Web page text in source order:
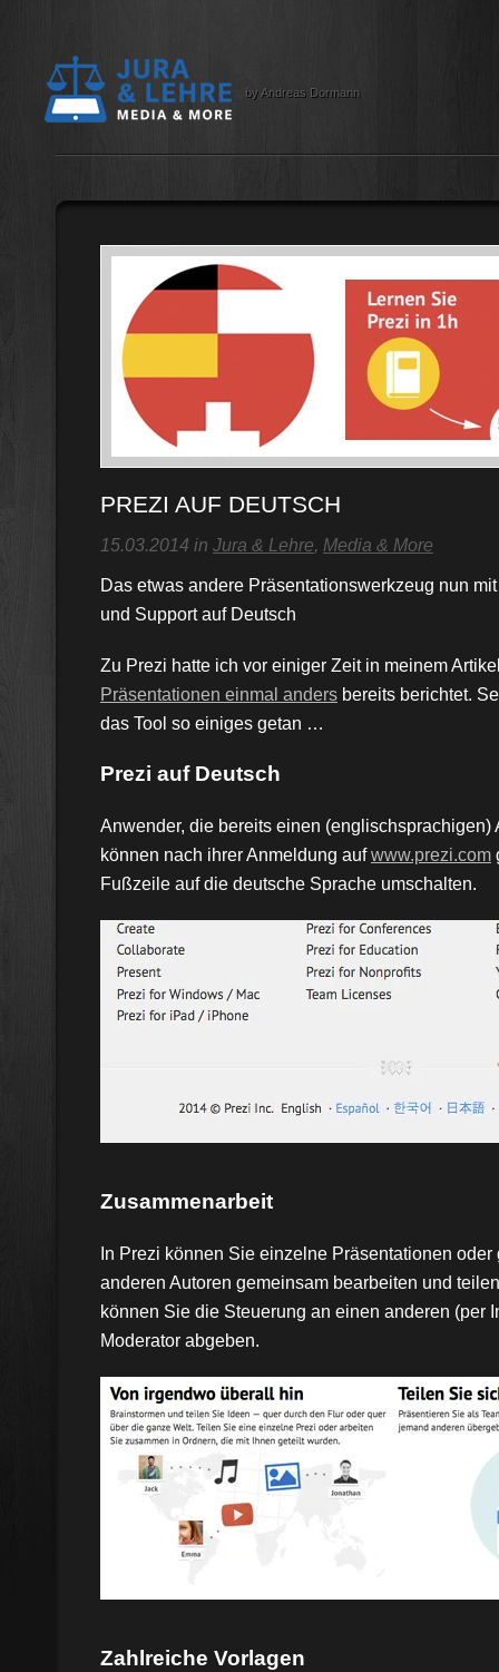
by Andreas Dormann
PREZI AUF DEUTSCH
15.03.2014 in Jura & Lehre, Media & More
Das etwas andere Präsentationswerkzeug nun
und Support auf Deutsch
Zu Prezi hatte ich vor einiger Zeit in meinem
Präsentationen einmal anders bereits berichtet.
das Tool so einiges getan …
Prezi auf Deutsch
Anwender, die bereits einen (englischsprachigen)
können nach ihrer Anmeldung aufwww.prezi.com
Fußzeile auf die deutsche Sprache umschalten.
Zusammenarbeit
In Prezi können Sie einzelne Präsentationen oder
anderen Autoren gemeinsam bearbeiten und
können Sie die Steuerung an einen anderen (per
Moderator abgeben.
Zahlreiche Vorlagen